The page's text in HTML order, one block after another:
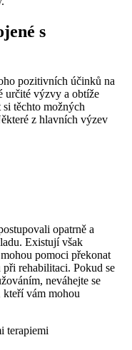
s
pozitivních účinků na
určité výzvy a obtíže
si těchto možných
z hlavních výzev
opatrně a
Existují však
pomoci překonat
rehabilitaci. Pokud se
neváhejte se
kteří vám mohou